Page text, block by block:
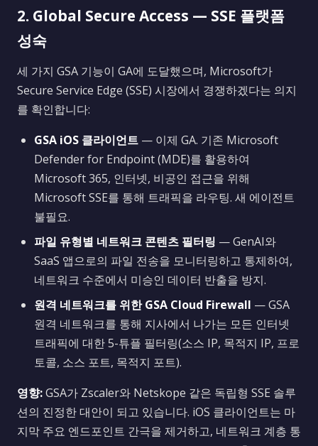
2. Global Secure Access — SSE 플랫폼
성숙
세 가지 GSA 기능이 GA에 도달했으며, Microsoft가
Secure Service Edge (SSE) 시장에서 경쟁하겠다는 의지
를 확인합니다:
GSA iOS 클라이언트 — 이제 GA. 기존 Microsoft
Defender for Endpoint (MDE)를 활용하여
Microsoft 365, 인터넷, 비공인 접근을 위해
Microsoft SSE를 통해 트래픽을 라우팅. 새 에이전트
불필요.
파일 유형별 네트워크 콘텐츠 필터링 — GenAI와
SaaS 앱으로의 파일 전송을 모니터링하고 통제하여,
네트워크 수준에서 미승인 데이터 반출을 방지.
원격 네트워크를 위한 GSA Cloud Firewall — GSA
원격 네트워크를 통해 지사에서 나가는 모든 인터넷
트래픽에 대한 5-튜플 필터링(소스 IP, 목적지 IP, 프로
토콜, 소스 포트, 목적지 포트).
영향:GSA가 Zscaler와 Netskope 같은 독립형 SSE 솔루
션의 진정한 대안이 되고 있습니다. iOS 클라이언트는 마
지막 주요 엔드포인트 간극을 제거하고, 네트워크 계층 통